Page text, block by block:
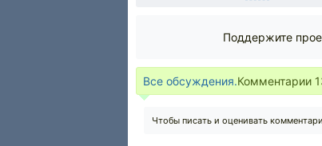
Поддержите
Все обсуждения.Комментарии
Чтобы писать и оценивать